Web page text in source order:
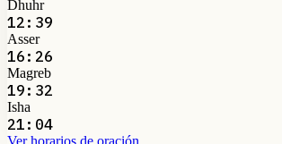
Dhuhr
12:39
Asser
16:26
Magreb
19:32
Isha
21:04
Ver horarios de oración